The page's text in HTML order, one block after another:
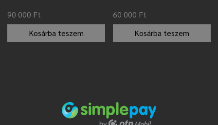
90 000 Ft
Kosárba teszem
60 000 Ft
Kosárba teszem